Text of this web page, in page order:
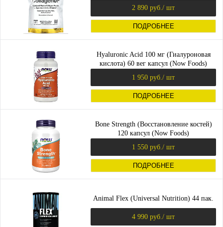
2 890 руб. / шт
ПОДРОБНЕЕ
Hyaluronic Acid 100 мг (Гиалуроновая
кислота) 60 вег капсул (Now Foods)
1 950 руб. / шт
ПОДРОБНЕЕ
Bone Strength (Восстановление костей)
120 капсул (Now Foods)
1 550 руб. / шт
ПОДРОБНЕЕ
Animal Flex (Universal Nutrition) 44 пак.
4 990 руб. / шт